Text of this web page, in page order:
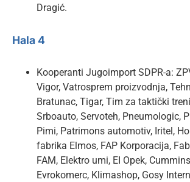
Dragić.
Hala 4
Kooperanti Jugoimport SDPR-a:
Vigor, Vatrosprem proizvodnja,
Bratunac, Tigar, Tim za taktički
Srboauto, Servoteh, Pneumologic,
Pimi, Patrimons automotiv, Iritel,
fabrika Elmos, FAP Korporacija,
FAM, Elektro umi, EI Opek,
Evrokomerc, Klimashop, Gosy